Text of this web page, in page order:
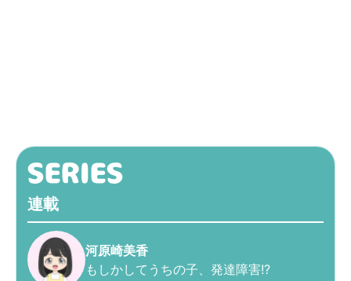
連載
河原崎美香
もしかしてうちの子、発達障害!?